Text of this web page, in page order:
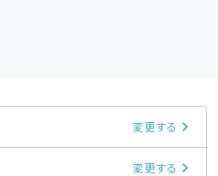
変更する
変更する